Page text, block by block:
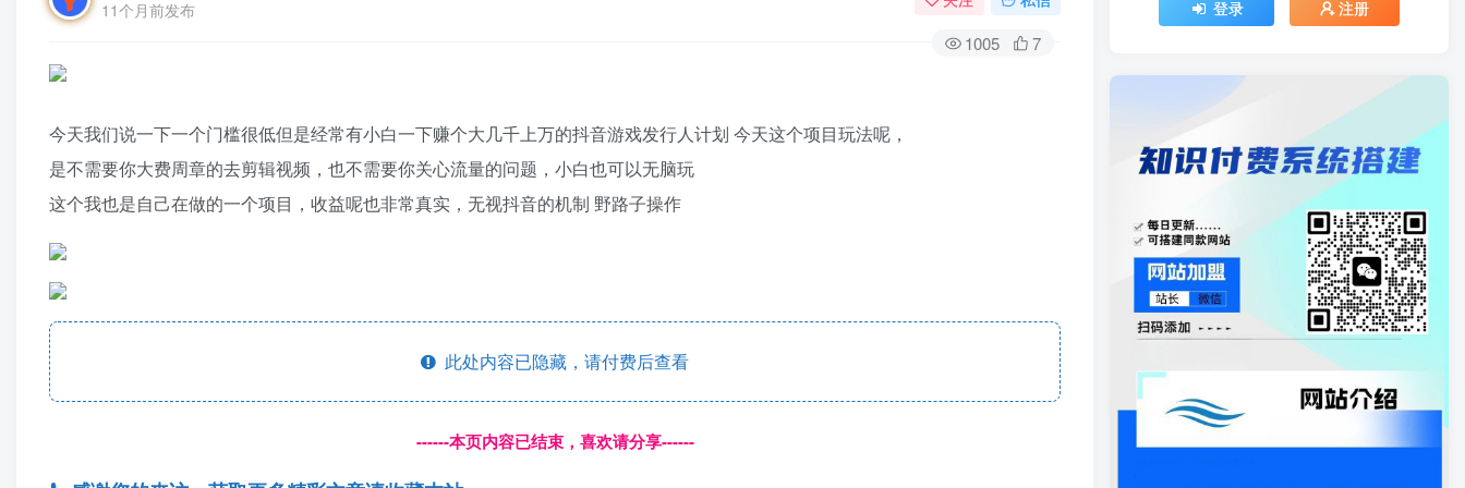
11个月前发布
1005 7
今天我们说一下一个门槛很低但是经常有小白一下赚个大几千上万的抖音游戏发行人计划 今天这个项目玩法呢，
是不需要你大费周章的去剪辑视频，也不需要你关心流量的问题，小白也可以无脑玩
这个我也是自己在做的一个项目，收益呢也非常真实，无视抖音的机制 野路子操作
此处内容已隐藏，请付费后查看
------本页内容已结束，喜欢请分享------
登录 注册